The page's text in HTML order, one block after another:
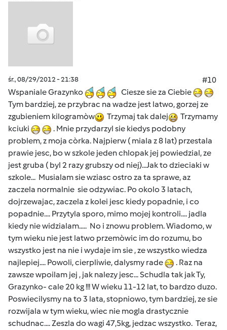
śr., 08/29/2012 - 21:38
#10
Wspaniale Grazynko
Ciesze sie za Ciebie
Tym bardziej, ze przybrac na wadze jest latwo, gorzej ze
zgubieniem kilogramòw
Trzymaj tak dalej
Trzymamy
kciuki
. Mnie przydarzyl sie kiedys podobny
problem, z moja còrka. Najpierw ( miala z 8 lat) przestala
prawie jesc, bo w szkole jeden chlopak jej powiedzial, ze
jest gruba ( byl 2 razy grubszy od niej)...Jak to dzieciaki w
szkole... Musialam sie wziasc ostro za ta sprawe, az
zaczela normalnie sie odzywiac. Po okolo 3 latach,
dojrzewajac, zaczela z kolei jesc kiedy popadnie, i co
popadnie.... Przytyla sporo, mimo mojej kontroli.... jadla
kiedy nie widzialam..... No i znowu problem. Wiadomo, w
tym wieku nie jest latwo przemòwic im do rozumu, bo
wszystko jest na nie i wydaje im sie , ze wszystko wiedza
najlepiej.... Powoli, cierpliwie, dalysmy rade
. Raz na
zawsze wpoilam jej , jak nalezy jesc... Schudla tak jak Ty,
Grazynko- cale 20 kg !!! W wieku 11-12 lat, to bardzo duzo.
Poswiecilysmy na to 3 lata, stopniowo, tym bardziej, ze sie
rozwijala w tym wieku, wiec nie mogla drastycznie
schudnac.... Zeszla do wagi 47,5kg, jedzac wszystko. Teraz,